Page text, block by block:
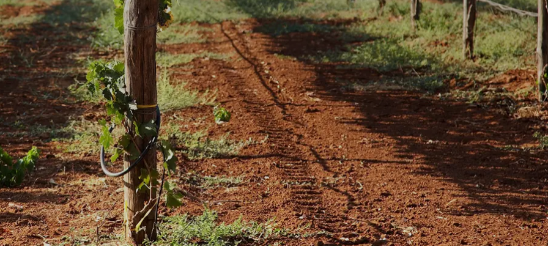
Reykjavik
Riga
Rom
San Francisco
Sarajevo
Washington
Wien
Zagreb
Tjekkiet
Tyskland
Ungarn
USA